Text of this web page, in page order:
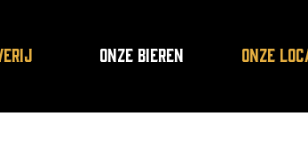
ONZE BIEREN ONZE